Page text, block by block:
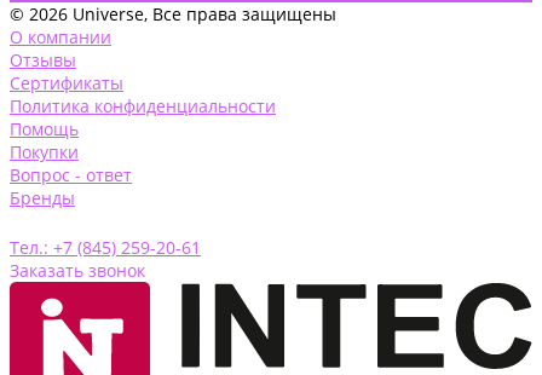
© 2026 Universe, Все права защищены
О компании
Отзывы
Сертификаты
Политика конфиденциальности
Помощь
Покупки
Вопрос - ответ
Бренды
Тел.: +7 (845) 259-20-61
Заказать звонок